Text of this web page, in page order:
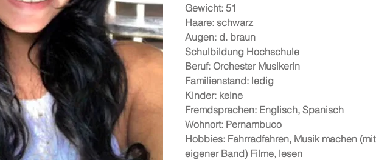
Gewicht: 51
Haare: schwarz
Augen: d. braun
Schulbildung Hochschule
Beruf: Orchester Musikerin
Familienstand: ledig
Kinder: keine
Fremdsprachen: Englisch, Spanisch
Wohnort: Pernambuco
Hobbies: Fahrradfahren, Musik machen (mit
eigener Band) Filme, lesen